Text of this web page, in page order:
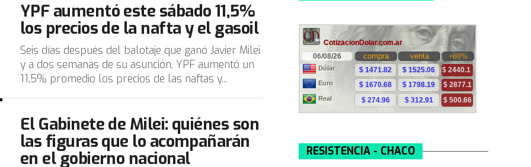
YPF aumentó este sábado 11,5%
los precios de la nafta y el gasoil
Seis días después del balotaje que ganó Javier Milei
y a dos semanas de su asunción, YPF aumentó un
11,5% promedio los precios de las naftas y...
El Gabinete de Milei: quiénes son
las figuras que lo acompañarán
en el gobierno nacional
RESISTENCIA - CHACO